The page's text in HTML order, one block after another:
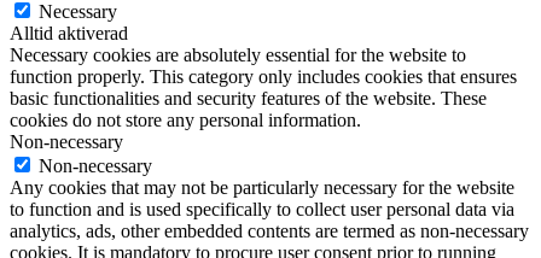
Necessary
Alltid aktiverad
Necessary cookies are absolutely essential for the website to
function properly. This category only includes cookies that ensures
basic functionalities and security features of the website. These
cookies do not store any personal information.
Non-necessary
Non-necessary
Any cookies that may not be particularly necessary for the website
to function and is used specifically to collect user personal data via
analytics, ads, other embedded contents are termed as non-necessary
cookies. It is mandatory to procure user consent prior to running